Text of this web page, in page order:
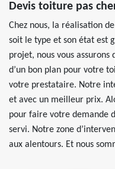
Devis toiture pas
Chez nous, la réalisation
soit le type et son état est
projet, nous vous
d’un bon plan pour votre
votre prestataire. Notre
et avec un meilleur prix.
pour faire votre demande
servi. Notre zone
aux alentours. Et nous